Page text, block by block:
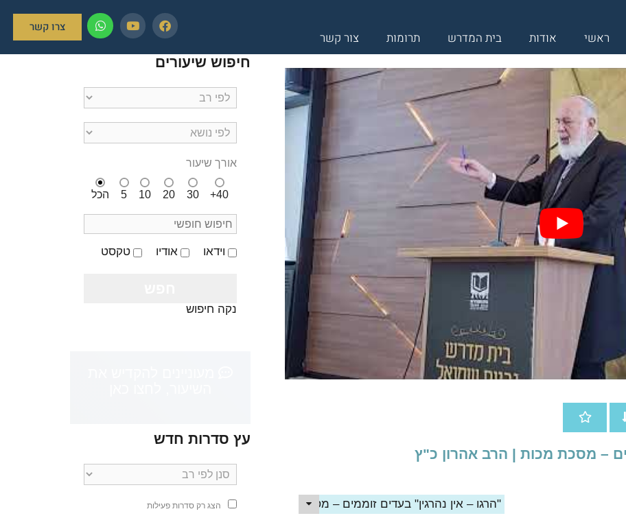
ראשי אודות בית המדרש תרומות צור קשר
צרו קשר
– מסכת מכות | הרב אהרון כ"ץ
"הרגו – אין נהרגין" בעדים זוממים – מסכת מכות | הרב אהרון כ"ץ
חיפוש שיעורים
אורך שיעור
הכל 5 10 20 30 40+
וידאו אודיו טקסט
נקה חיפוש
עץ סדרות חדש
הצג רק סדרות פעילות